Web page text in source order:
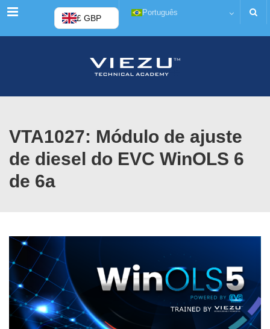
Menu £ GBP
Português
VTA1027: Módulo de ajuste
de diesel do EVC WinOLS 6
de 6a